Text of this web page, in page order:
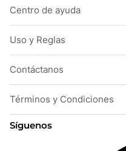
Centro de ayuda
Uso y Reglas
Contáctanos
Términos y Condiciones
Síguenos